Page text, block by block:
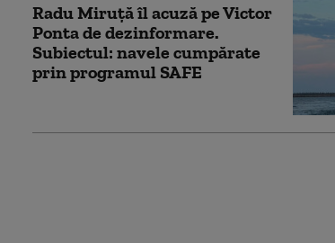
Radu Miruță îl acuză pe Victor
Ponta de dezinformare.
Subiectul: navele cumpărate
prin programul SAFE